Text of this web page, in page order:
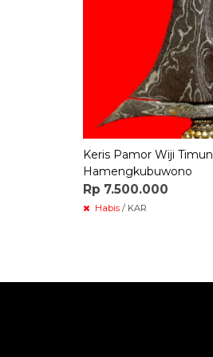
Keris Pamor Wiji Timun
Hamengkubuwono
Rp 7.500.000
Habis / KAR